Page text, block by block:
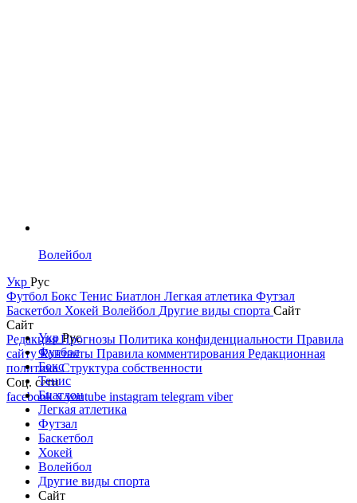
Волейбол
Укр Рус
Футбол Бокс Тенис Биатлон Легкая атлетика Футзал
Баскетбол Хокей Волейбол Другие виды спорта Сайт
Сайт
РедакцияПрогнозы Политика конфиденциальности Правила
сайтуКонтакты Правила комментирования Редакционная
политикаСтруктура собственности
Соц. сети
facebookxyoutube instagram telegram viber
УкрРус
Футбол
Бокс
Тенис
Биатлон
Легкая атлетика
Футзал
Баскетбол
Хокей
Волейбол
Другие виды спорта
Сайт